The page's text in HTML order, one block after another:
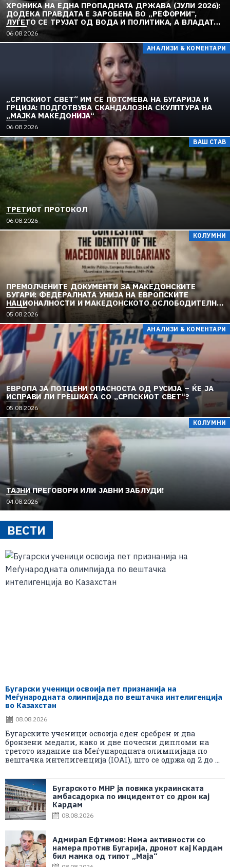
ХРОНИКА НА ЕДНА ПРОПАДНАТА ДРЖАВА (ЈУЛИ 2026):
ДОДЕКА ПРАВДАТА Е ЗАРОБЕНА ВО „РЕФОРМИ“,
ЛУЃЕТО СЕ ТРУЈАТ ОД ВОДА И ПОЛИТИКА, А ВЛАДАТА
И ОПОЗИЦИЈАТА СЕ „РЕКОНСТРУИРААТ“ – ЗЕМЈАТА
ТОНЕ ВО „ДОСТОИНСТВО“ И МОЛЧИ ПРЕД УКРАИНА
06.08.2026
АНАЛИЗИ & КОМЕНТАРИ
„СРПСКИОТ СВЕТ“ ИМ СЕ ПОТСМЕВА НА БУГАРИЈА И
ГРЦИЈА: ПОДГОТВУВА СКАНДАЛОЗНА СКУЛПТУРА НА
„МАЈКА МАКЕДОНИЈА“
06.08.2026
ВАШ СТАВ
ТРЕТИОТ ПРОТОКОЛ
06.08.2026
КОЛУМНИ
ПРЕМОЛЧЕНИТЕ ДОКУМЕНТИ ЗА МАКЕДОНСКИТЕ
БУГАРИ: ФЕДЕРАЛНАТА УНИЈА НА ЕВРОПСКИТЕ
НАЦИОНАЛНОСТИ И МАКЕДОНСКОТО ОСЛОБОДИТЕЛНО
ДВИЖЕЊЕ (1949–1956) (2)
05.08.2026
АНАЛИЗИ & КОМЕНТАРИ
ЕВРОПА ЈА ПОТЦЕНИ ОПАСНОСТА ОД РУСИЈА – ЌЕ ЈА
ИСПРАВИ ЛИ ГРЕШКАТА СО „СРПСКИОТ СВЕТ“?
05.08.2026
КОЛУМНИ
TAЈНИ ПРЕГОВОРИ ИЛИ ЈАВНИ ЗАБЛУДИ!
04.08.2026
ВЕСТИ
Бугарски ученици освоија пет признанија на
Меѓународната олимпијада по вештачка интелигенција
во Казахстан
08.08.2026
Бугарските ученици освоија еден сребрен и два
бронзени медали, како и две почесни дипломи на
третото издание на Меѓународната олимпијада по
вештачка интелигенција (IOAI), што се одржа од 2 до ...
Бугарското МНР ја повика украинската
амбасадорка по инцидентот со дрон кај
Кардам
08.08.2026
Адмирал Ефтимов: Нема активности со
намера против Бугарија, дронот кај Кардам
бил мамка од типот „Маја“